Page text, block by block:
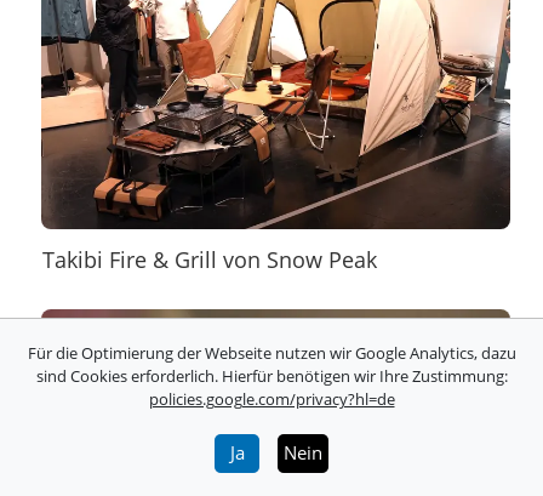
Takibi Fire & Grill von Snow Peak
Für die Optimierung der Webseite nutzen wir Google Analytics, dazu
sind Cookies erforderlich. Hierfür benötigen wir Ihre Zustimmung:
policies.google.com/privacy?hl=de
Ja Nein